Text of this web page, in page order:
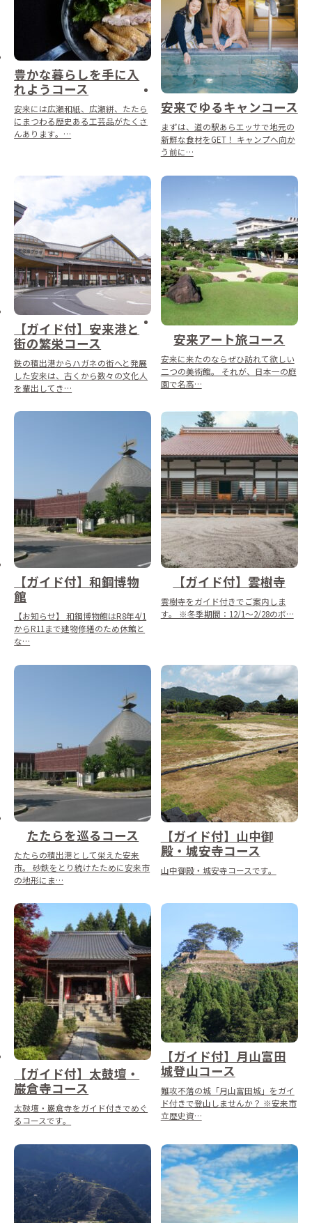
豊かな暮らしを手に入
れようコース
安来には広瀬和紙、広瀬絣、たたら
にまつわる歴史ある工芸品がたくさ
んあります。…
安来でゆるキャンコース
まずは、道の駅あらエッサで地元の
新鮮な食材をGET！ キャンプへ向か
う前に…
【ガイド付】安来港と
街の繁栄コース
鉄の積出港からハガネの街へと発展
した安来は、古くから数々の文化人
を輩出してき…
安来アート旅コース
安来に来たのならぜひ訪れて欲しい
二つの美術館。 それが、日本一の庭
園で名高…
【ガイド付】和鋼博物
館
【お知らせ】 和鋼博物館はR8年4/1
からR11まで建物修繕のため休館と
な…
【ガイド付】雲樹寺
雲樹寺をガイド付きでご案内しま
す。 ※冬季期間：12/1～2/28のボ…
たたらを巡るコース
たたらの積出港として栄えた安来
市。 砂鉄をとり続けたために安来市
の地形にま…
【ガイド付】山中御
殿・城安寺コース
山中御殿・城安寺コースです。
【ガイド付】太鼓壇・
巌倉寺コース
太鼓壇・巌倉寺をガイド付きでめぐ
るコースです。
【ガイド付】月山富田
城登山コース
難攻不落の城「月山富田城」をガイ
ド付きで登山しませんか？ ※安来市
立歴史資…